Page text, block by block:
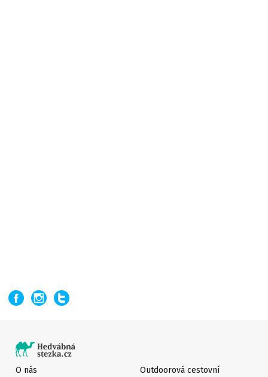
O nás
Outdoorová cestovní